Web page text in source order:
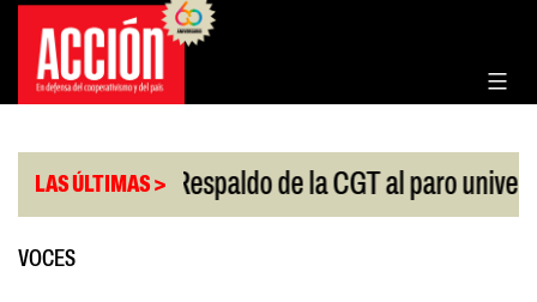
Saltar
contenido
LAS ÚLTIMAS >
| Respaldo de la CGT al paro universitario |
VOCES